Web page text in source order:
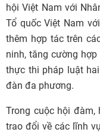
hội Việt Nam với
Tổ quốc Việt Nam
thêm hợp tác trên
ninh, tăng cường
thực thi pháp luật
đàn đa phương.
Trong cuộc hội
trao đổi về các lĩnh